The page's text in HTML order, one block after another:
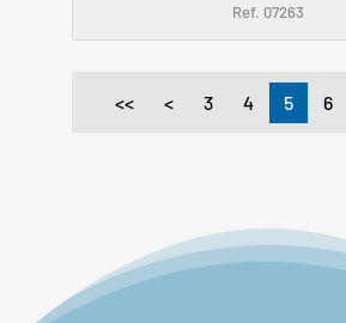
Ref. 07263
<< < 3 4 5 6